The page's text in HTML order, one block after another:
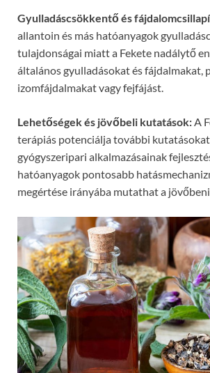
Gyulladáscsökkentő és
allantoin és más hatóanyagok
tulajdonságai miatt a Fekete nadálytő
általános gyulladásokat és fájdalmakat,
izomfájdalmakat vagy fejfájást.
Lehetőségek és jövőbeli kutatások:A
terápiás potenciálja további
gyógyszeripari alkalmazásainak
hatóanyagok pontosabb
megértése irányába mutathat a